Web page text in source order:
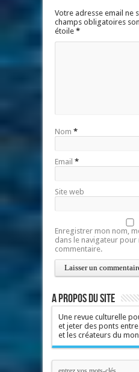
Votre adresse email ne
champs obligatoires
étoile *
Nom *
Email *
Site web
Enregistrer mon nom,
dans le navigateur
commentaire.
A propos du site
Une revue culturelle
et jeter des ponts
et les créateurs du